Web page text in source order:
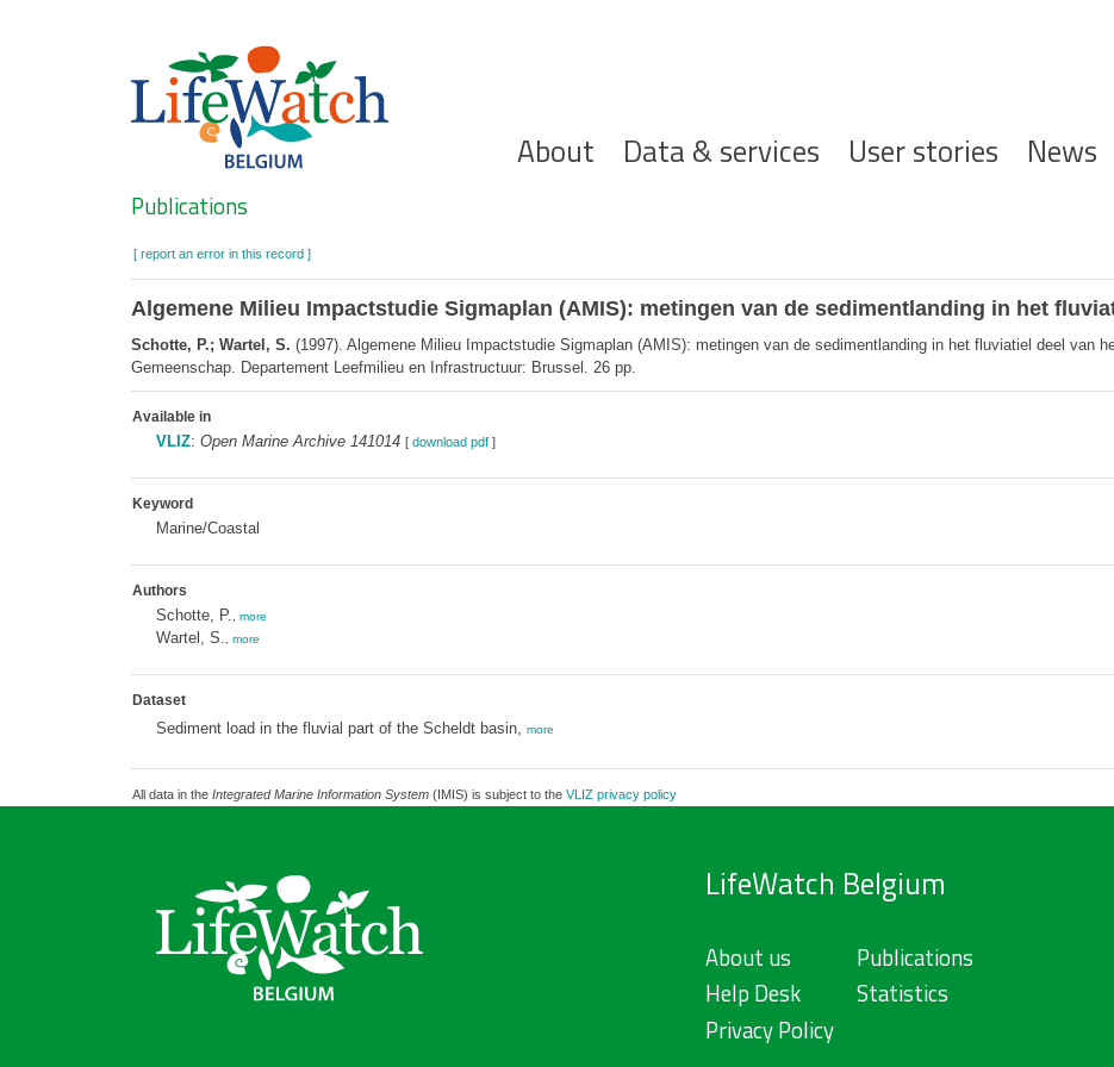
Hoofdnavigatie
About Data & services User stories News
Search
Publications
[ report an error in this record ]
Algemene Milieu Impactstudie Sigmaplan (AMIS): metingen van de sedimentlanding in het
Schotte, P.; Wartel, S. (1997). Algemene Milieu Impactstudie Sigmaplan (AMIS): metingen van de sedimentlanding in het fluviatiel deel van
Gemeenschap. Departement Leefmilieu en Infrastructuur: Brussel. 26 pp.
Available in
VLIZ: Open Marine Archive 141014 [ download pdf]
Keyword
Marine/Coastal
Authors
Schotte, P. more
Wartel, S. more
Dataset
Sediment load in the fluvial part of the Scheldt basin, more
All data in the Integrated Marine Information System(IMIS) is subject to the VLIZ privacy policy
LifeWatch Belgium
About us
Help Desk
Privacy Policy
Publications
Statistics